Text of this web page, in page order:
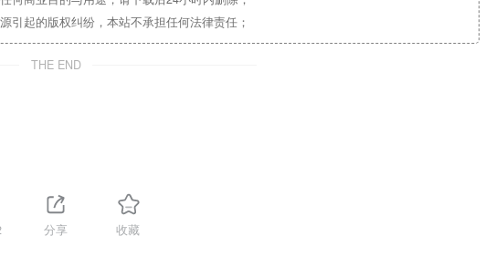
起的版权纠纷，本站不承担任何法律责任；
THE END
分享 收藏